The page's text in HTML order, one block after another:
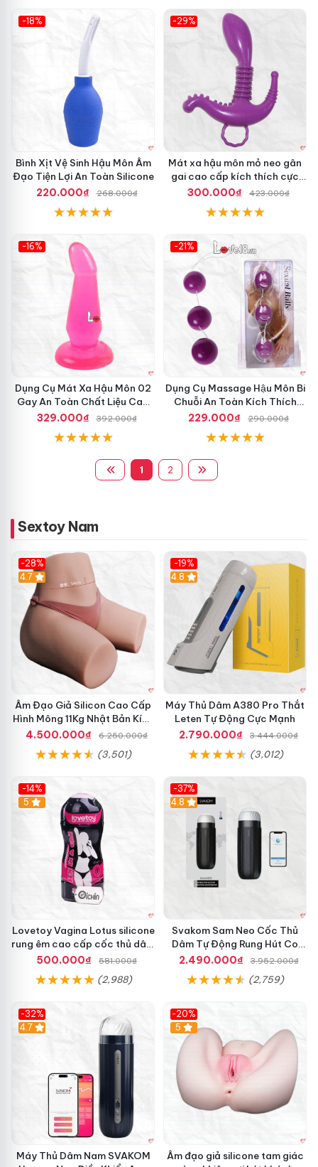
-18%
Bình Xịt Vệ Sinh Hậu Môn Âm
Đạo Tiện Lợi An Toàn Silicone
220.000₫
268.000₫
-29%
Mát xa hậu môn mỏ neo gân
gai cao cấp kích thích cực
mạnh
300.000₫ 423.000₫
-16%
Dụng Cụ Mát Xa Hậu Môn 02
Gay An Toàn Chất Liệu Cao
Cấp
329.000₫ 392.000₫
-21%
Dụng Cụ Massage Hậu Môn Bi
Chuỗi An Toàn Kích Thích
Gay
229.000₫ 290.000₫
1 2
Sextoy Nam
-28%
4.7
Âm Đạo Giả Silicon Cao Cấp
Hình Mông 11Kg Nhật Bản Kích
Thước Như Thật
4.500.000₫ 6.250.000₫
(3,501)
-19%
Hot
4.8
Máy Thủ Dâm A380 Pro Thắt
Leten Tự Động Cực Mạnh
2.790.000₫
3.444.000₫
(3,012)
-14%
Hot
5
Lovetoy Vagina Lotus silicone
rung êm cao cấp cốc thủ dâm
nam
500.000₫ 581.000₫
(2,988)
-37%
4.8
Svakom Sam Neo Cốc Thủ
Dâm Tự Động Rung Hút Co
Bóp App Điều Khiển
2.490.000₫ 3.952.000₫
(2,759)
-32%
Hot
4.7
Máy Thủ Dâm Nam SVAKOM
-20%
Hot
5
Âm đạo giả silicone tam giác